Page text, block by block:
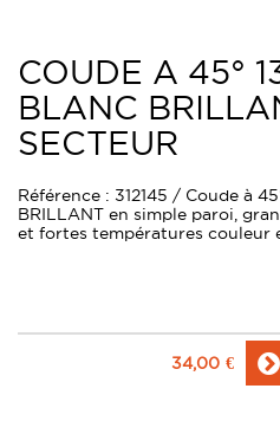
COUDE A 45°
BLANC
SECTEUR
Référence : 312145 / Coude à
BRILLANT en simple paroi,
et fortes températures couleur
34,00 €